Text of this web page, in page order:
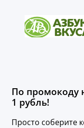
По промокоду
1 рубль!
Просто соберите